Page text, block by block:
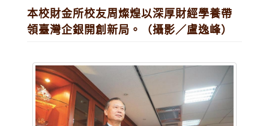
本校財金所校友周燦煌以深厚財經學養帶
領臺灣企銀開創新局。（攝影／盧逸峰）